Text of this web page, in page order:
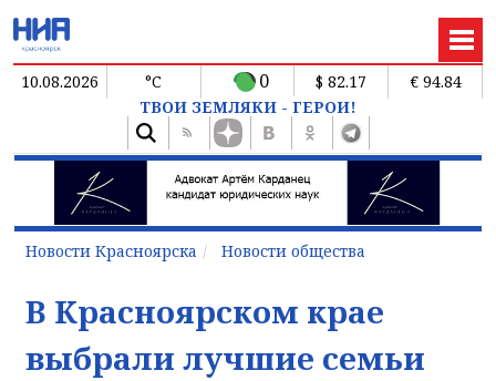
10.08.2026 °C 0 $ 82.17
€ 94.84
ТВОИ ЗЕМЛЯКИ - ГЕРОИ!
Новости Красноярска Новости общества
В Красноярском крае
выбрали лучшие семьи